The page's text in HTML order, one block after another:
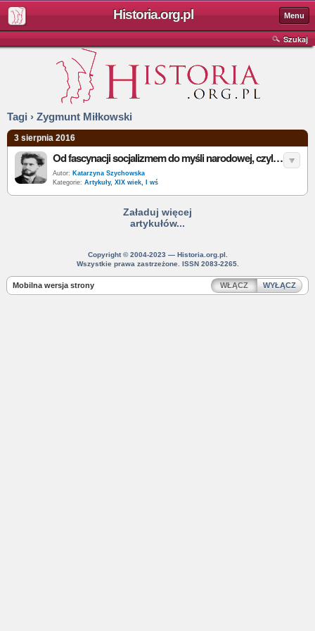
Historia.org.pl Menu
Szukaj
Tagi › Zygmunt Miłkowski
3 sierpnia 2016
Od fascynacji socjalizmem do myśli narodowej, czyli droga polityczna Zygmunta Balickiego
Autor: Katarzyna Szychowska
Kategorie: Artykuły, XIX wiek, I wś
Załaduj więcej
artykułów...
Copyright © 2004-2023 — Historia.org.pl.
Wszystkie prawa zastrzeżone. ISSN 2083-2265.
Mobilna wersja strony WŁĄCZ WYŁĄCZ